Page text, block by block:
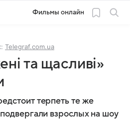
Фильмы онлайн
Telegraf.com.ua
та щасливі»
терпеть те же
взрослых на шоу